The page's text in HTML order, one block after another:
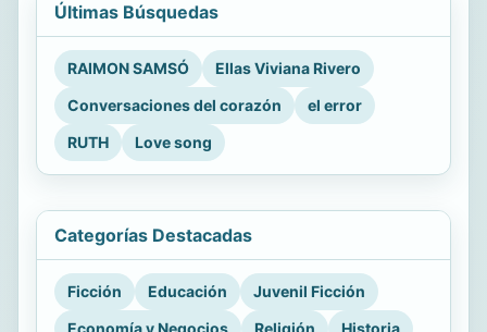
Últimas Búsquedas
RAIMON SAMSÓ
Ellas Viviana Rivero
Conversaciones del corazón
el error
RUTH
Love song
Categorías Destacadas
Ficción Educación
Juvenil Ficción
Economía y Negocios
Religión Historia